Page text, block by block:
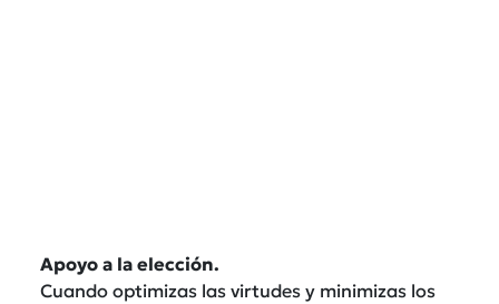
Apoyo a la elección.
Cuando optimizas las virtudes y minimizas los